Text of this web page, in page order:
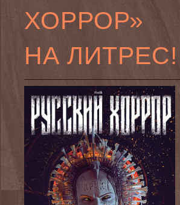
ХОРРОР»
НА ЛИТРЕС!